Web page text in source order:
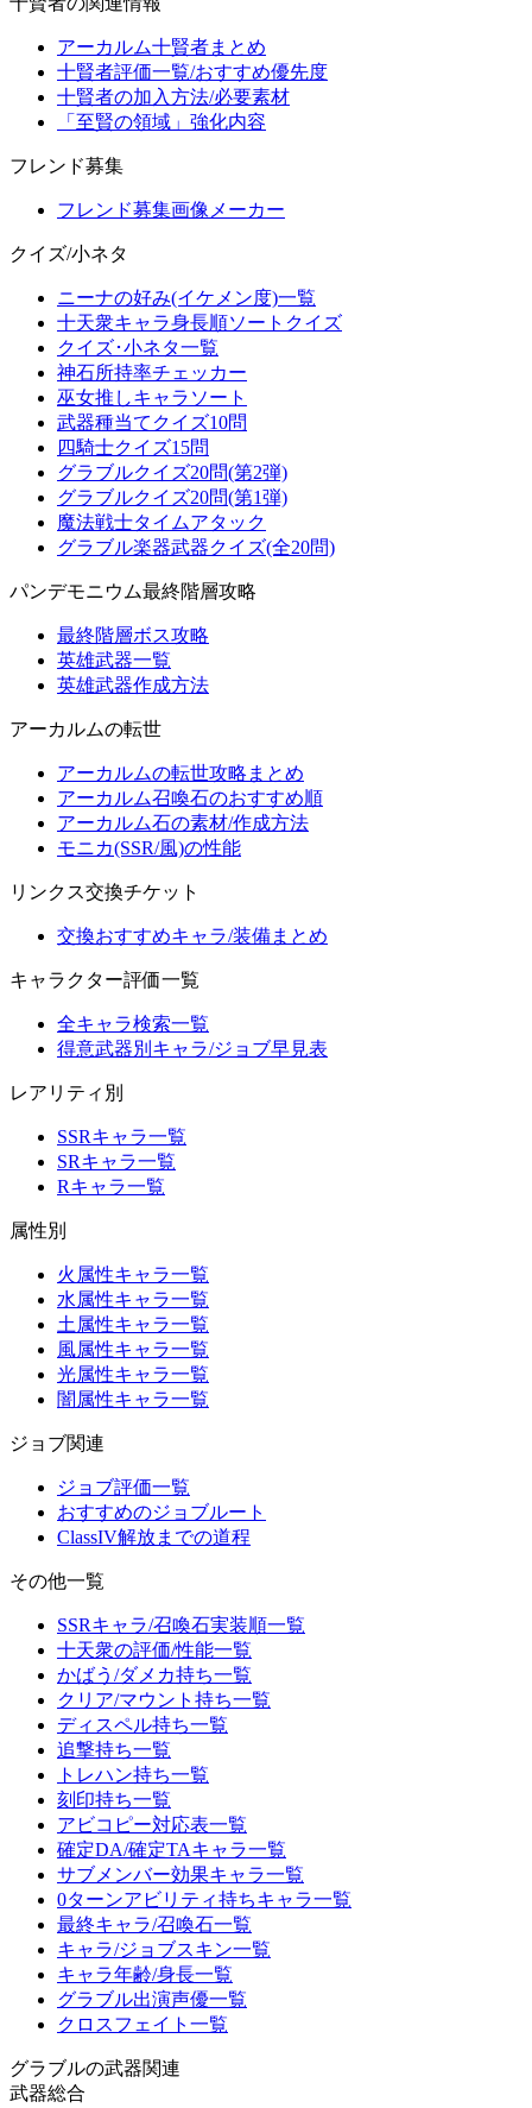
アーカルム十賢者まとめ
十賢者評価一覧/おすすめ優先度
十賢者の加入方法/必要素材
「至賢の領域」強化内容
フレンド募集
フレンド募集画像メーカー
クイズ/小ネタ
ニーナの好み(イケメン度)一覧
十天衆キャラ身長順ソートクイズ
クイズ･小ネタ一覧
神石所持率チェッカー
巫女推しキャラソート
武器種当てクイズ10問
四騎士クイズ15問
グラブルクイズ20問(第2弾)
グラブルクイズ20問(第1弾)
魔法戦士タイムアタック
グラブル楽器武器クイズ(全20問)
パンデモニウム最終階層攻略
最終階層ボス攻略
英雄武器一覧
英雄武器作成方法
アーカルムの転世
アーカルムの転世攻略まとめ
アーカルム召喚石のおすすめ順
アーカルム石の素材/作成方法
モニカ(SSR/風)の性能
リンクス交換チケット
交換おすすめキャラ/装備まとめ
キャラクター評価一覧
全キャラ検索一覧
得意武器別キャラ/ジョブ早見表
レアリティ別
SSRキャラ一覧
SRキャラ一覧
Rキャラ一覧
属性別
火属性キャラ一覧
水属性キャラ一覧
土属性キャラ一覧
風属性キャラ一覧
光属性キャラ一覧
闇属性キャラ一覧
ジョブ関連
ジョブ評価一覧
おすすめのジョブルート
ClassIV解放までの道程
その他一覧
SSRキャラ/召喚石実装順一覧
十天衆の評価/性能一覧
かばう/ダメカ持ち一覧
クリア/マウント持ち一覧
ディスペル持ち一覧
追撃持ち一覧
トレハン持ち一覧
刻印持ち一覧
アビコピー対応表一覧
確定DA/確定TAキャラ一覧
サブメンバー効果キャラ一覧
0ターンアビリティ持ちキャラ一覧
最終キャラ/召喚石一覧
キャラ/ジョブスキン一覧
キャラ年齢/身長一覧
グラブル出演声優一覧
クロスフェイト一覧
グラブルの武器関連
武器総合